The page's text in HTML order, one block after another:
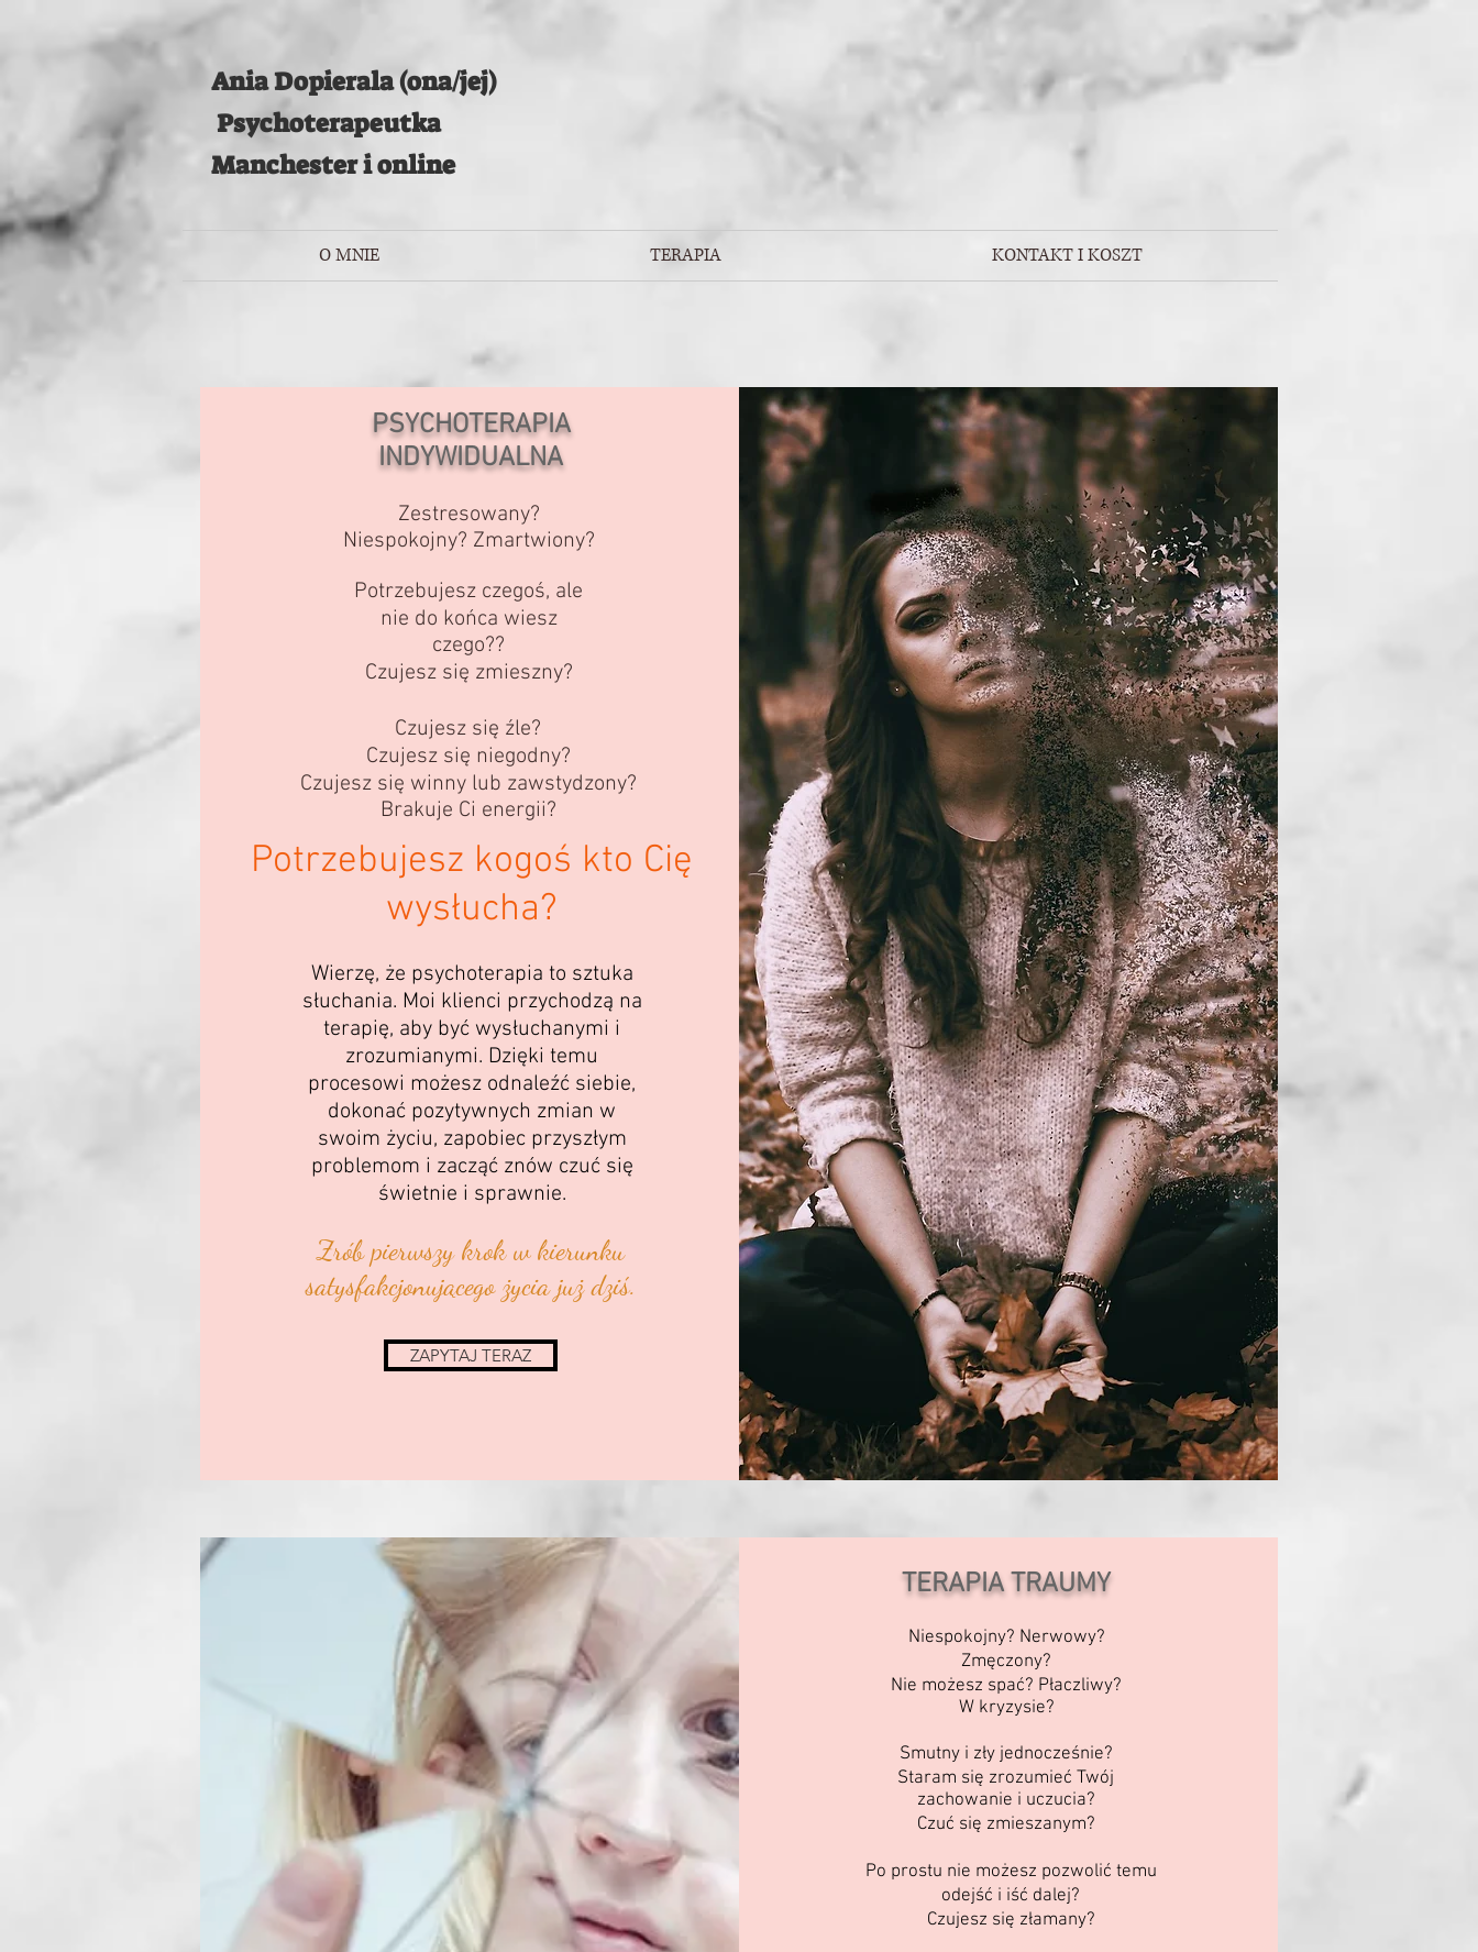
Ania Dopierala (ona/jej)
Psychoterapeutka
Manchester i online
O MNIE TERAPIA KONTAKT I KOSZT
PSYCHOTERAPIA
INDYWIDUALNA
Zestresowany?
Niespokojny? Zmartwiony?
Potrzebujesz czegoś, ale
nie do końca wiesz
czego??
Czujesz się zmieszny?
Potrzebujesz kogoś kto Cię
wysłucha?
Wierzę, że psychoterapia to sztuka
słuchania. Moi klienci przychodzą na
terapię, aby być wysłuchanymi i
zrozumianymi. Dzięki temu
procesowi możesz odnaleźć siebie,
dokonać pozytywnych zmian w
swoim życiu, zapobiec przyszłym
problemom i zacząć znów czuć się
świetnie i sprawnie.
Zrób pierwszy krok w kierunku
satysfakcjonującego życia już dziś.
ZAPYTAJ TERAZ
Czujesz się źle?
Czujesz się niegodny?
Czujesz się winny lub zawstydzony?
Brakuje Ci energii?
TERAPIA TRAUMY
Niespokojny? Nerwowy?
Zmęczony?
Nie możesz spać? Płaczliwy?
W kryzysie?
Smutny i zły jednocześnie?
Staram się zrozumieć Twój
zachowanie i uczucia?
Czuć się zmieszanym?
Po prostu nie możesz pozwolić temu
odejść i iść dalej?
Czujesz się złamany?